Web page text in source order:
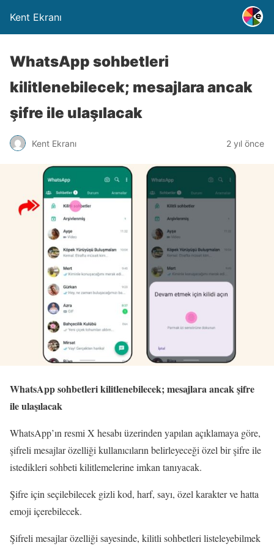
Kent Ekranı
WhatsApp sohbetleri
kilitlenebilecek; mesajlara ancak
şifre ile ulaşılacak
Kent Ekranı 2 yıl önce
WhatsApp sohbetleri kilitlenebilecek; mesajlara ancak şifre
ile ulaşılacak
WhatsApp’ın resmi X hesabı üzerinden yapılan açıklamaya göre,
şifreli mesajlar özelliği kullanıcıların belirleyeceği özel bir şifre ile
istedikleri sohbeti kilitlemelerine imkan tanıyacak.
Şifre için seçilebilecek gizli kod, harf, sayı, özel karakter ve hatta
emoji içerebilecek.
Şifreli mesajlar özelliği sayesinde, kilitli sohbetleri listeleyebilmek